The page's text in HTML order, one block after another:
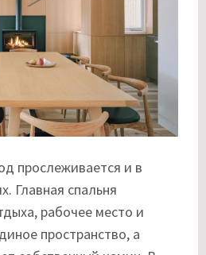
прослеживается и в
Главная спальня
рабочее место и
пространство, а